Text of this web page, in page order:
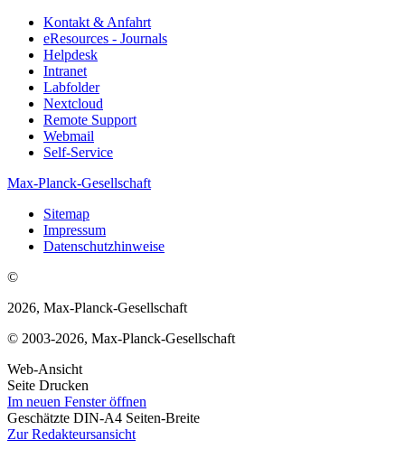
Kontakt & Anfahrt
eResources - Journals
Helpdesk
Intranet
Labfolder
Nextcloud
Remote Support
Webmail
Self-Service
Max-Planck-Gesellschaft
Sitemap
Impressum
Datenschutzhinweise
©
2026, Max-Planck-Gesellschaft
© 2003-2026, Max-Planck-Gesellschaft
Web-Ansicht
Seite Drucken
Im neuen Fenster öffnen
Geschätzte DIN-A4 Seiten-Breite
Zur Redakteursansicht